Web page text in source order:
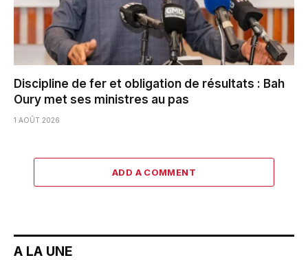
Discipline de fer et obligation de résultats : Bah
Oury met ses ministres au pas
1 AOÛT 2026
ADD A COMMENT
A LA UNE